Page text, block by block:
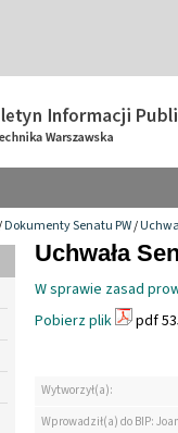
Dokumenty Senatu PW/
Uchwała
W sprawie zasad
Pobierz plik
pdf
Wytworzył(a):
Wprowadził(a) do BIP: